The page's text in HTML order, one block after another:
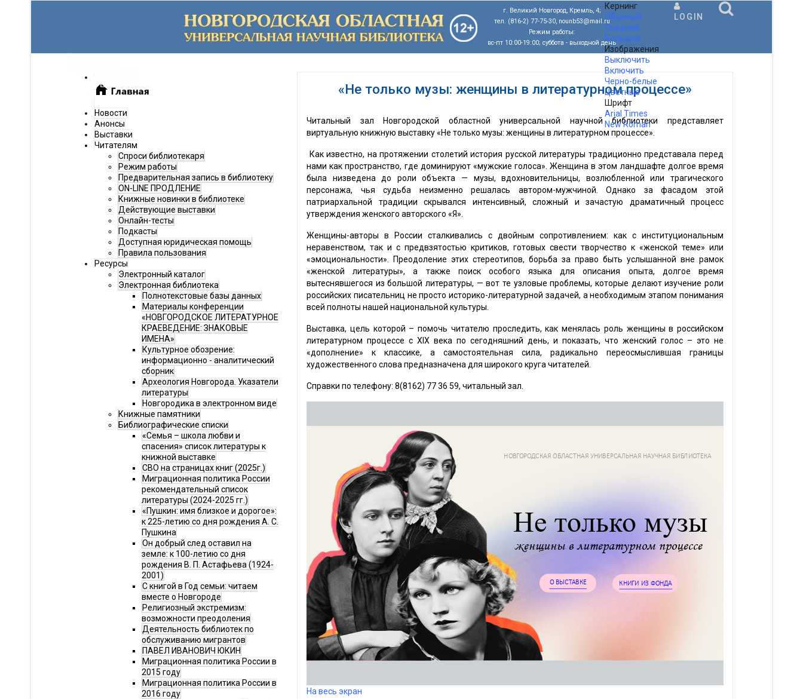
г. Великий Новгород, Кремль, 4;
тел. (816-2) 77-75-30, nounb53@mail.ru
Режим работы:
вс-пт 10:00-19:00; суббота - выходной день
Кернинг
Обычный
Средний
Большой
Изображения
Выключить
Включить
Черно-белые
Цветные
Шрифт
Arial Times
New Roman
LOGIN
Новости
Анонсы
Выставки
Читателям
Спроси библиотекаря
Режим работы
Предварительная запись в библиотеку
ON-LINE ПРОДЛЕНИЕ
Книжные новинки в библиотеке
Действующие выставки
Онлайн-тесты
Подкасты
Доступная юридическая помощь
Правила пользования
Ресурсы
Электронный каталог
Электронная библиотека
Полнотекстовые базы данных
Материалы конференции
«НОВГОРОДСКОЕ ЛИТЕРАТУРНОЕ
КРАЕВЕДЕНИЕ: ЗНАКОВЫЕ
ИМЕНА»
Культурное обозрение:
информационно - аналитический
сборник
Археология Новгорода. Указатели
литературы
Новгородика в электронном виде
Книжные памятники
Библиографические списки
«Семья – школа любви и
спасения» список литературы к
книжной выставке
СВО на страницах книг (2025г.)
Миграционная политика России
рекомендательный список
литературы (2024-2025 гг.)
«Пушкин: имя близкое и дорогое»:
к 225-летию со дня рождения А. С.
Пушкина
Он добрый след оставил на
земле: к 100-летию со дня
рождения В. П. Астафьева (1924-
2001)
С книгой в Год семьи: читаем
вместе о Новгороде
Религиозный экстремизм:
возможности преодоления
Деятельность библиотек по
обслуживанию мигрантов
ПАВЕЛ ИВАНОВИЧ ЮКИН
Миграционная политика России в
2015 году
Миграционная политика России в
2016 году
«Не только музы: женщины в литературном процессе»
Читальный зал Новгородской областной универсальной научной библиотеки представляет
виртуальную книжную выставку «Не только музы: женщины в литературном процессе».
Как известно, на протяжении столетий история русской литературы традиционно представала перед
нами как пространство, где доминируют «мужские голоса». Женщина в этом ландшафте долгое время
была низведена до роли объекта — музы, вдохновительницы, возлюбленной или трагического
персонажа, чья судьба неизменно решалась автором-мужчиной. Однако за фасадом этой
патриархальной традиции скрывался интенсивный, сложный и зачастую драматичный процесс
утверждения женского авторского «Я».
Женщины-авторы в России сталкивались с двойным сопротивлением: как с институциональным
неравенством, так и с предвзятостью критиков, готовых свести творчество к «женской теме» или
«эмоциональности». Преодоление этих стереотипов, борьба за право быть услышанной вне рамок
«женской литературы», а также поиск особого языка для описания опыта, долгое время
вытеснявшегося из большой литературы, — вот те узловые проблемы, которые делают изучение роли
российских писательниц не просто историко-литературной задачей, а необходимым этапом понимания
всей полноты нашей национальной культуры.
Выставка, цель которой – помочь читателю проследить, как менялась роль женщины в российском
литературном процессе с XIX века по сегодняшний день, и показать, что женский голос – это не
«дополнение» к классике, а самостоятельная сила, радикально переосмыслившая границы
художественного слова предназначена для широкого круга читателей.
Справки по телефону: 8(8162) 77 36 59, читальный зал.
На весь экран